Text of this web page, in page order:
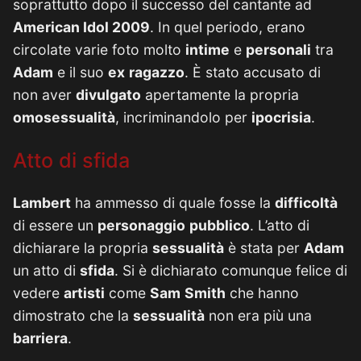
soprattutto dopo il successo del cantante ad
American Idol 2009. In quel periodo, erano
circolate varie foto molto intime e personali tra
Adam e il suo ex ragazzo. È stato accusato di
non aver divulgato apertamente la propria
omosessualità, incriminandolo per ipocrisia.
Atto di sfida
Lambert ha ammesso di quale fosse la difficoltà
di essere un personaggio pubblico. L’atto di
dichiarare la propria sessualità è stata per Adam
un atto di sfida. Si è dichiarato comunque felice di
vedere artisti come Sam Smith che hanno
dimostrato che la sessualità non era più una
barriera.